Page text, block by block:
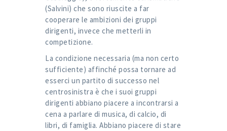
(Salvini) che sono riuscite a far
cooperare le ambizioni dei gruppi
dirigenti, invece che metterli in
competizione.
La condizione necessaria (ma non certo
sufficiente) affinché possa tornare ad
esserci un partito di successo nel
centrosinistra è che i suoi gruppi
dirigenti abbiano piacere a incontrarsi a
cena a parlare di musica, di calcio, di
libri, di famiglia. Abbiano piacere di stare